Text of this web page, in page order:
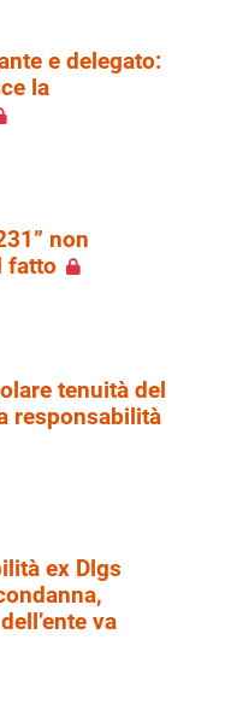
e delegato:
la
non
fatto
tenuità del
responsabilità
ex Dlgs
va